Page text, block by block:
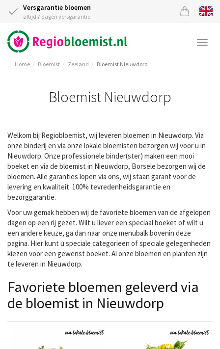
Versgarantie bloemen
altijd 7 dagen versgarantie
Home Bloemist Zeeland Bloemist Nieuwdorp
Bloemist Nieuwdorp
Welkom bij Regiobloemist, wij leveren bloemen in Nieuwdorp. Via
onze binderij en via onze lokale bloemisten bezorgen wij voor u in
Nieuwdorp. Onze professionele binder(ster) maken een mooi
boeket en via de bloemist in Nieuwdorp, Borsele bezorgen wij de
bloemen. Alle garanties lopen via ons, wij staan garant voor de
levering en kwaliteit. 100% tevredenheidsgarantie en
bezorggarantie.
Voor uw gemak hebben wij de favoriete bloemen van de afgelopen
dagen op een rij gezet. Wilt u liever een speciaal boeket of wilt u
een andere keuze, ga dan naar onze menubalk bovenin deze
pagina. Hier kunt u speciale categorieen of speciale gelegenheden
kiezen voor een gewenst boeket. Al onze bloemen en planten zijn
te leveren in Nieuwdorp.
Favoriete bloemen geleverd via
de bloemist in Nieuwdorp